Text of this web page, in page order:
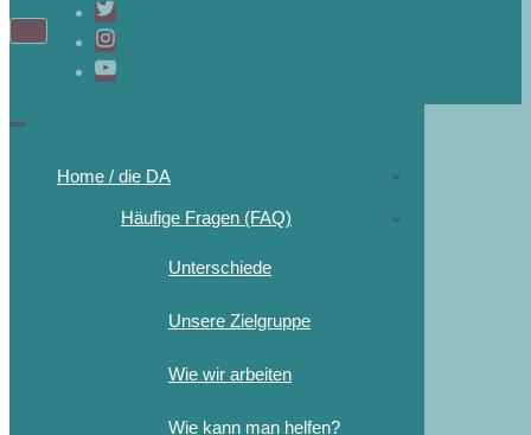
Navigations-
Navigations-
Home / die DA
Häufige Fragen (FAQ)
Unterschiede
Unsere Zielgruppe
Wie wir arbeiten
Wie kann man helfen?